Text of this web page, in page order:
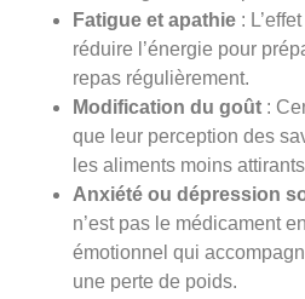
Fatigue et apathie :
réduire l’énergie pour
repas régulièrement.
Modification du goût :
que leur perception des
les aliments moins
Anxiété ou dépression
n’est pas le médicament
émotionnel qui
une perte de poids.